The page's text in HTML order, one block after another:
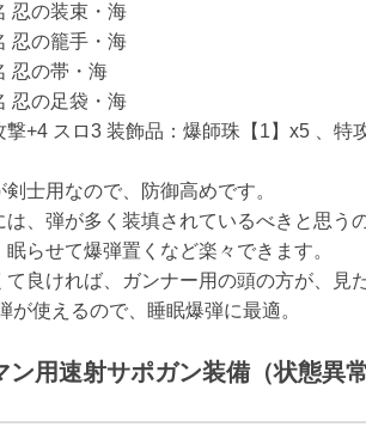
忍の装束・海
忍の籠手・海
忍の帯・海
忍の足袋・海
撃+4 スロ3 装飾品：爆師珠【1】x5 、特
士用なので、防御高めです。
は、弾が多く装填されているべきと思う
らせて爆弾置くなど楽々できます。
て良ければ、ガンナー用の頭の方が、見
が使えるので、睡眠爆弾に最適。
ン用速射サポガン装備（状態異